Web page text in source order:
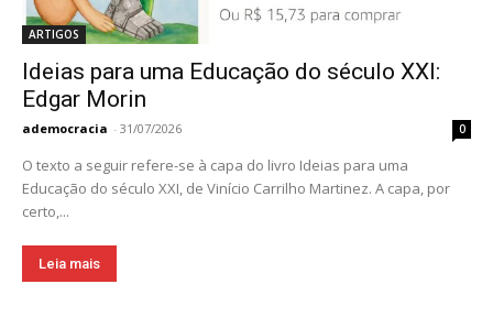
ARTIGOS
Ideias para uma Educação do século XXI:
Edgar Morin
ademocracia - 31/07/2026 0
O texto a seguir refere-se à capa do livro Ideias para uma
Educação do século XXI, de Vinício Carrilho Martinez. A capa, por
certo,...
Leia mais